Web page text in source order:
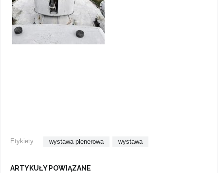
Etykiety wystawa plenerowa wystawa
ARTYKUŁY POWIĄZANE